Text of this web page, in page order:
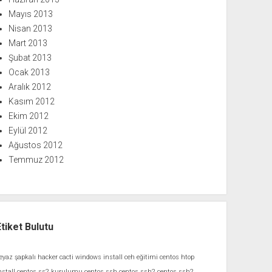
Mayıs 2013
Nisan 2013
Mart 2013
Şubat 2013
Ocak 2013
Aralık 2012
Kasım 2012
Ekim 2012
Eylül 2012
Ağustos 2012
Temmuz 2012
Bulutu
şapkalı hacker cacti windows install ceh eğitimi centos htop